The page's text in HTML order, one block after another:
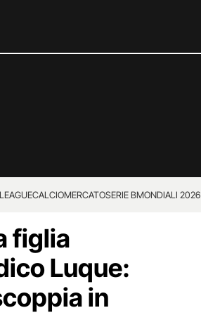
CALCIOMERCATOSERIE BMONDIALI 2026
figlia
Luque:
in